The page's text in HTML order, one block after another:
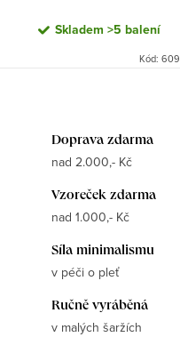
Skladem >5 balení
Kód:
Doprava zdarma
nad 2.000,- Kč
Vzoreček zdarma
nad 1.000,- Kč
Síla minimalismu
v péči o pleť
Ručně vyráběná
v malých šaržích